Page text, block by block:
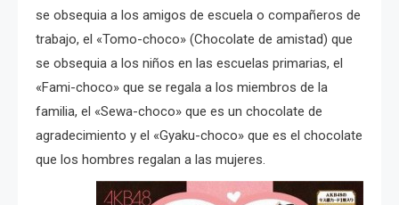
se obsequia a los amigos de escuela o compañeros de
trabajo, el «Tomo-choco» (Chocolate de amistad) que
se obsequia a los niños en las escuelas primarias, el
«Fami-choco» que se regala a los miembros de la
familia, el «Sewa-choco» que es un chocolate de
agradecimiento y el «Gyaku-choco» que es el chocolate
que los hombres regalan a las mujeres.